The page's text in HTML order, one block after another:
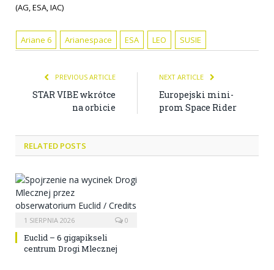
(AG, ESA, IAC)
Ariane 6 Arianespace ESA LEO SUSIE
PREVIOUS ARTICLE
STAR VIBE wkrótce
na orbicie
NEXT ARTICLE
Europejski mini-
prom Space Rider
RELATED POSTS
1 SIERPNIA 2026 0
Euclid – 6 gigapikseli
centrum Drogi Mlecznej